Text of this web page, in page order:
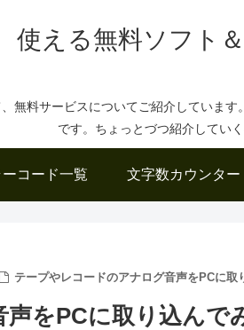
使える無料ソフト
無料サービスについてご紹介していま
です。ちょっとづつ紹介してい
ーコード一覧 文字数カウンター
テープやレコードのアナログ音声をPCに取
をPCに取り込んで